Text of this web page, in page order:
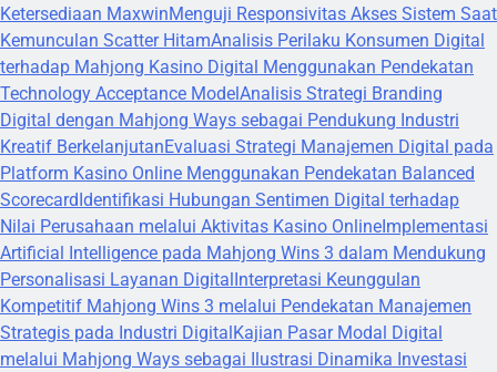
Ketersediaan MaxwinMenguji Responsivitas Akses Sistem Saat
Kemunculan Scatter HitamAnalisis Perilaku Konsumen Digital
terhadap Mahjong Kasino Digital Menggunakan Pendekatan
Technology Acceptance ModelAnalisis Strategi Branding
Digital dengan Mahjong Ways sebagai Pendukung Industri
Kreatif BerkelanjutanEvaluasi Strategi Manajemen Digital pada
Platform Kasino Online Menggunakan Pendekatan Balanced
ScorecardIdentifikasi Hubungan Sentimen Digital terhadap
Nilai Perusahaan melalui Aktivitas Kasino OnlineImplementasi
Artificial Intelligence pada Mahjong Wins 3 dalam Mendukung
Personalisasi Layanan DigitalInterpretasi Keunggulan
Kompetitif Mahjong Wins 3 melalui Pendekatan Manajemen
Strategis pada Industri DigitalKajian Pasar Modal Digital
melalui Mahjong Ways sebagai Ilustrasi Dinamika Investasi